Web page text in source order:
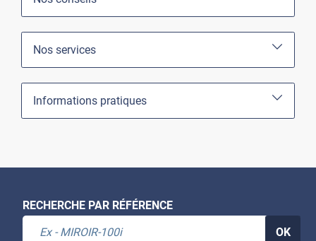
Nos services
Informations pratiques
RECHERCHE PAR RÉFÉRENCE
OK